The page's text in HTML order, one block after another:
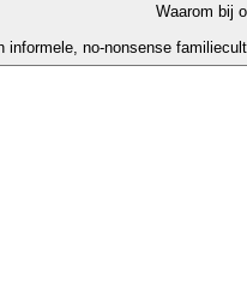
Waarom bij
no-nonsense